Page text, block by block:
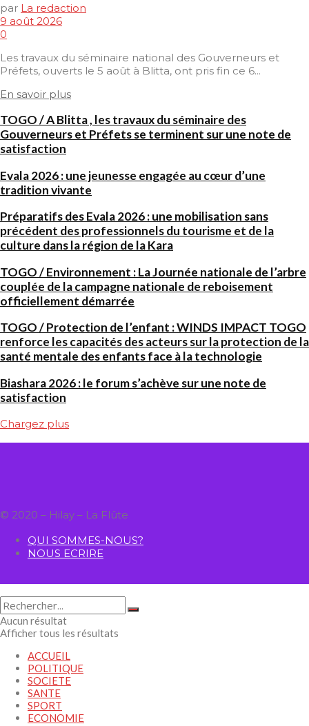
par La redaction
9 août 2026
0
Les travaux du séminaire national des Gouverneurs et
Préfets, ouverts le 5 août à Blitta, ont pris fin ce 6...
En savoir plus
TOGO / A Blitta , les travaux du séminaire des
Gouverneurs et Préfets se terminent sur une note de
satisfaction
Evala 2026 : une jeunesse engagée au cœur d’une
tradition vivante
Préparatifs des Evala 2026 : une mobilisation sans
précédent des professionnels du tourisme et de la
culture dans la région de la Kara
TOGO / Environnement : La Journée nationale de l’arbre
couplée de la campagne nationale de reboisement
officiellement démarrée
TOGO / Protection de l’enfant : WINDS IMPACT TOGO
renforce les capacités des acteurs sur la protection de la
santé mentale des enfants face à la technologie
Biashara 2026 : le forum s’achève sur une note de
satisfaction
Chargez plus
© 2020 – Hilay – La Flûte
QUI SOMMES-NOUS?
NOUS ECRIRE
Aucun résultat
Afficher tous les résultats
ACCUEIL
POLITIQUE
SOCIETE
SANTE
SPORT
ECONOMIE